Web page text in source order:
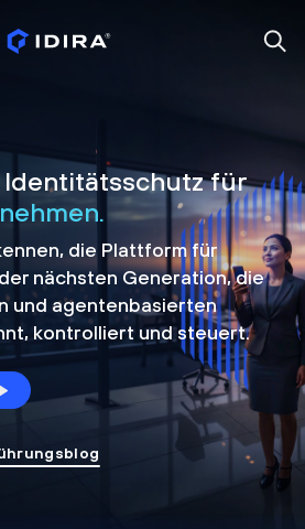
für
die Plattformfür
nächsten Generation, die
und agentenbasierten
kontrolliert undsteuert.